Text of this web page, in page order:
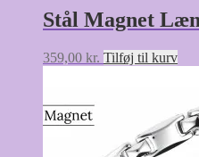
Stål Magnet
359,00 kr. Tilføj til kurv